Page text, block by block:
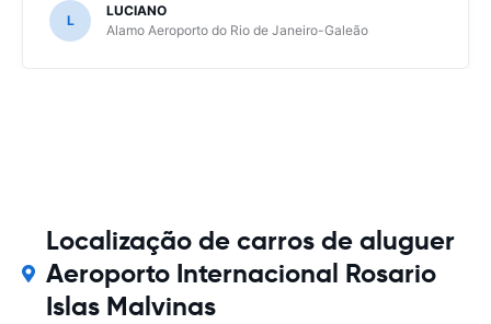
L
LUCIANO
Alamo Aeroporto do Rio de Janeiro-Galeão
Localização de carros de aluguer
Aeroporto Internacional Rosario
Islas Malvinas